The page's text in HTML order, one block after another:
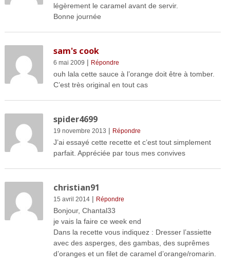
légèrement le caramel avant de servir.
Bonne journée
sam's cook
6 mai 2009 | Répondre
ouh lala cette sauce à l’orange doit être à tomber.
C’est très original en tout cas
spider4699
19 novembre 2013 | Répondre
J’ai essayé cette recette et c’est tout simplement
parfait. Appréciée par tous mes convives
christian91
15 avril 2014| Répondre
Bonjour, Chantal33
je vais la faire ce week end
Dans la recette vous indiquez : Dresser l’assiette
avec des asperges, des gambas, des suprêmes
d’oranges et un filet de caramel d’orange/romarin.